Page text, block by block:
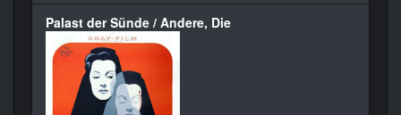
Palast der Sünde / Andere, Die